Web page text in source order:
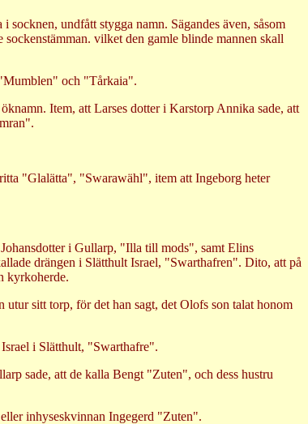
undfått stygga namn. Sägandes även, såsom
vilket den gamle blinde mannen skall
och "Tårkaia".
Item, att Larses dotter i Karstorp Annika sade, att
"Glalätta", "Swarawähl", item att Ingeborg heter
i Gullarp, "Illa till mods", samt Elins
drängen i Slätthult Israel, "Swarthafren". Dito, att på
kyrkoherde.
sitt torp, för det han sagt, det Olofs son talat honom
i Slätthult, "Swarthafre".
sade, att de kalla Bengt "Zuten", och dess hustru
inhyseskvinnan Ingegerd "Zuten".